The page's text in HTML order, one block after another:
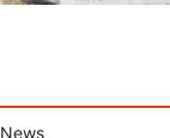
News